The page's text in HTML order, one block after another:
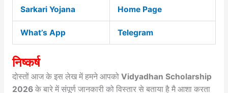
Sarkari Yojana Home Page
What’s App Telegram
निष्कर्ष
दोस्तों आज के इस लेख में हमने आपको Vidyadhan Scholarship
2026के बारे में संपूर्ण जानकारी को विस्तार से बताया है मै आशा करता